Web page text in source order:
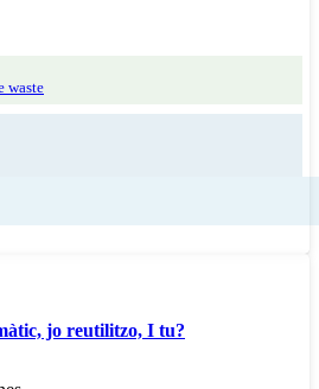
waste
jo reutilitzo, I tu?